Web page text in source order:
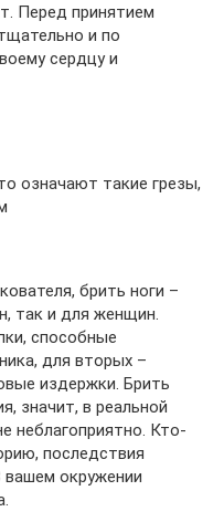
Перед принятием
и по
сердцу и
означают такие грезы,
брить ноги –
так и для женщин.
способные
для вторых –
издержки. Брить
значит, в реальной
неблагоприятно. Кто-
последствия
вашем окружении